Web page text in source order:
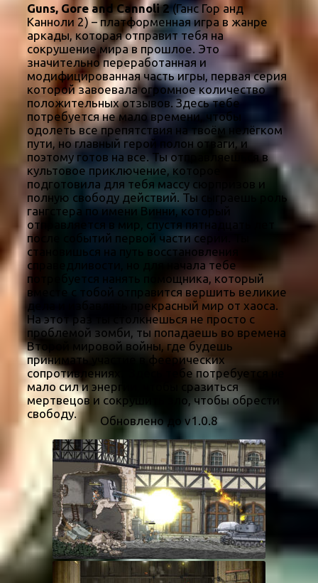
Guns, Gore and Cannoli 2 (Ганс Гор анд
Канноли 2) – платформенная игра в жанре
аркады, которая отправит тебя на
сокрушение мира в прошлое. Это
значительно переработанная и
модифицированная часть игры, первая серия
которой завоевала огромное количество
положительных отзывов. Здесь тебе
потребуется не мало времени, чтобы
одолеть все препятствия на твоём нелёгком
пути, но главный герой полон отваги, и
поэтому готов на все. Ты отправляешься в
культовое приключение, которое
подготовила для тебя массу сюрпризов и
полную свободу действий. Ты сыграешь роль
гангстера по имени Винни, который
отправляется в мир, спустя пятнадцать лет
после событий первой части серии. Ты
становишься на путь восстановления
справедливости, но для начала тебе
потребуется нанять помощника, который
вместе с тобой отправится вершить великие
дела и избавлять прекрасный мир от хаоса.
На этот раз ты столкнешься не просто с
проблемой зомби, ты попадаешь во времена
Второй мировой войны, где будешь
принимать участие в феерических
сопротивлениях. Здесь тебе потребуется не
мало сил и энергии, чтобы сразиться
мертвецов и сокрушить зло, чтобы обрести
свободу.
Обновлено до v1.0.8